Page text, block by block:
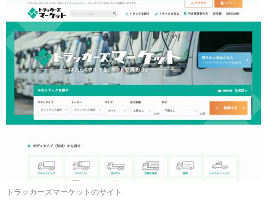
トラッカーズマーケットのサイト